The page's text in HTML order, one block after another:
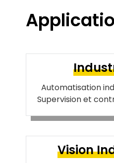
Automatisation
Supervision et
Vision